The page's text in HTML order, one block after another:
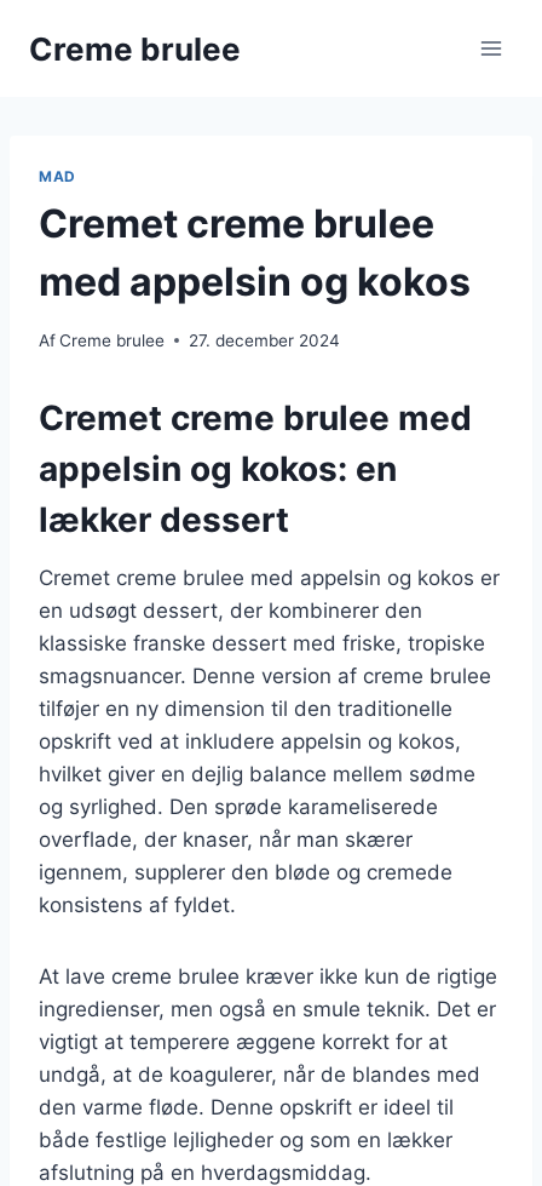
Creme brulee
MAD
Cremet creme brulee
med appelsin og kokos
AfCreme brulee 27. december 2024
Cremet creme brulee med
appelsin og kokos: en
lækker dessert
Cremet creme brulee med appelsin og kokos er
en udsøgt dessert, der kombinerer den
klassiske franske dessert med friske, tropiske
smagsnuancer. Denne version af creme brulee
tilføjer en ny dimension til den traditionelle
opskrift ved at inkludere appelsin og kokos,
hvilket giver en dejlig balance mellem sødme
og syrlighed. Den sprøde karameliserede
overflade, der knaser, når man skærer
igennem, supplerer den bløde og cremede
konsistens af fyldet.
At lave creme brulee kræver ikke kun de rigtige
ingredienser, men også en smule teknik. Det er
vigtigt at temperere æggene korrekt for at
undgå, at de koagulerer, når de blandes med
den varme fløde. Denne opskrift er ideel til
både festlige lejligheder og som en lækker
afslutning på en hverdagsmiddag.